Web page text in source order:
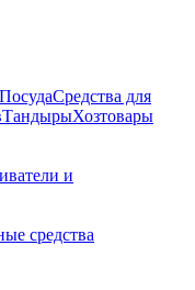
ПосудаСредства для
ТандырыХозтовары
и
средства